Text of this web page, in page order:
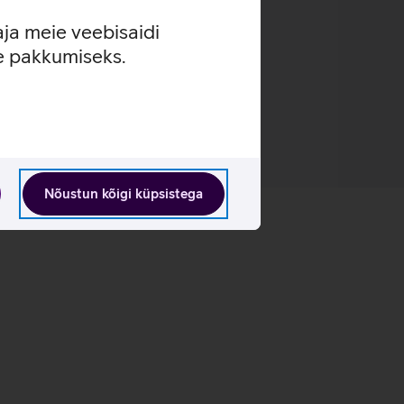
meie veebisaidi
pakkumiseks.
Nõustun kõigi küpsistega
abil.